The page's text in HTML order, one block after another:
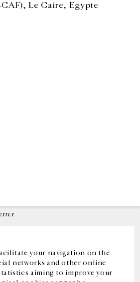
your navigation on the
networks and other online
aiming to improve your
Le Caire, Egypte